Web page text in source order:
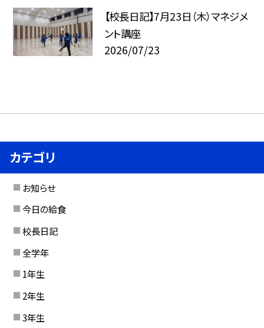
【校長日記】7月23日（木）マネジメ
ント講座
2026/07/23
カテゴリ
お知らせ
今日の給食
校長日記
全学年
1年生
2年生
3年生